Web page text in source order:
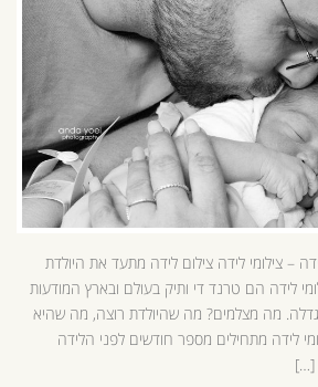
– צילומי לידה צילום לידה מתעד את היולדת
לידה הם טרנד די ותיק בעולם ובארץ המודעות
מה מצלמים? מה שהיולדת רוצה, מה שהיא
לידה מתחילים מספר חודשים לפני הלידה
[…]